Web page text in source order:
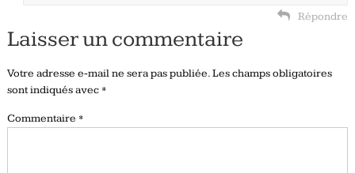
Répondre
Laisser un commentaire
Votre adresse e-mail ne sera pas publiée.Les champs obligatoires
sont indiqués avec *
Commentaire *